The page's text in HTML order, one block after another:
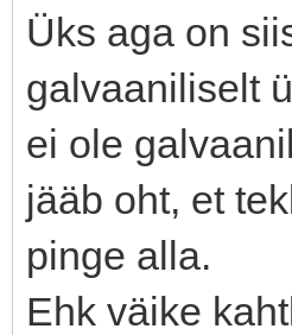
Üks aga on
galvaaniliselt
ei ole
jääb oht, et
pinge alla.
Ehk väike